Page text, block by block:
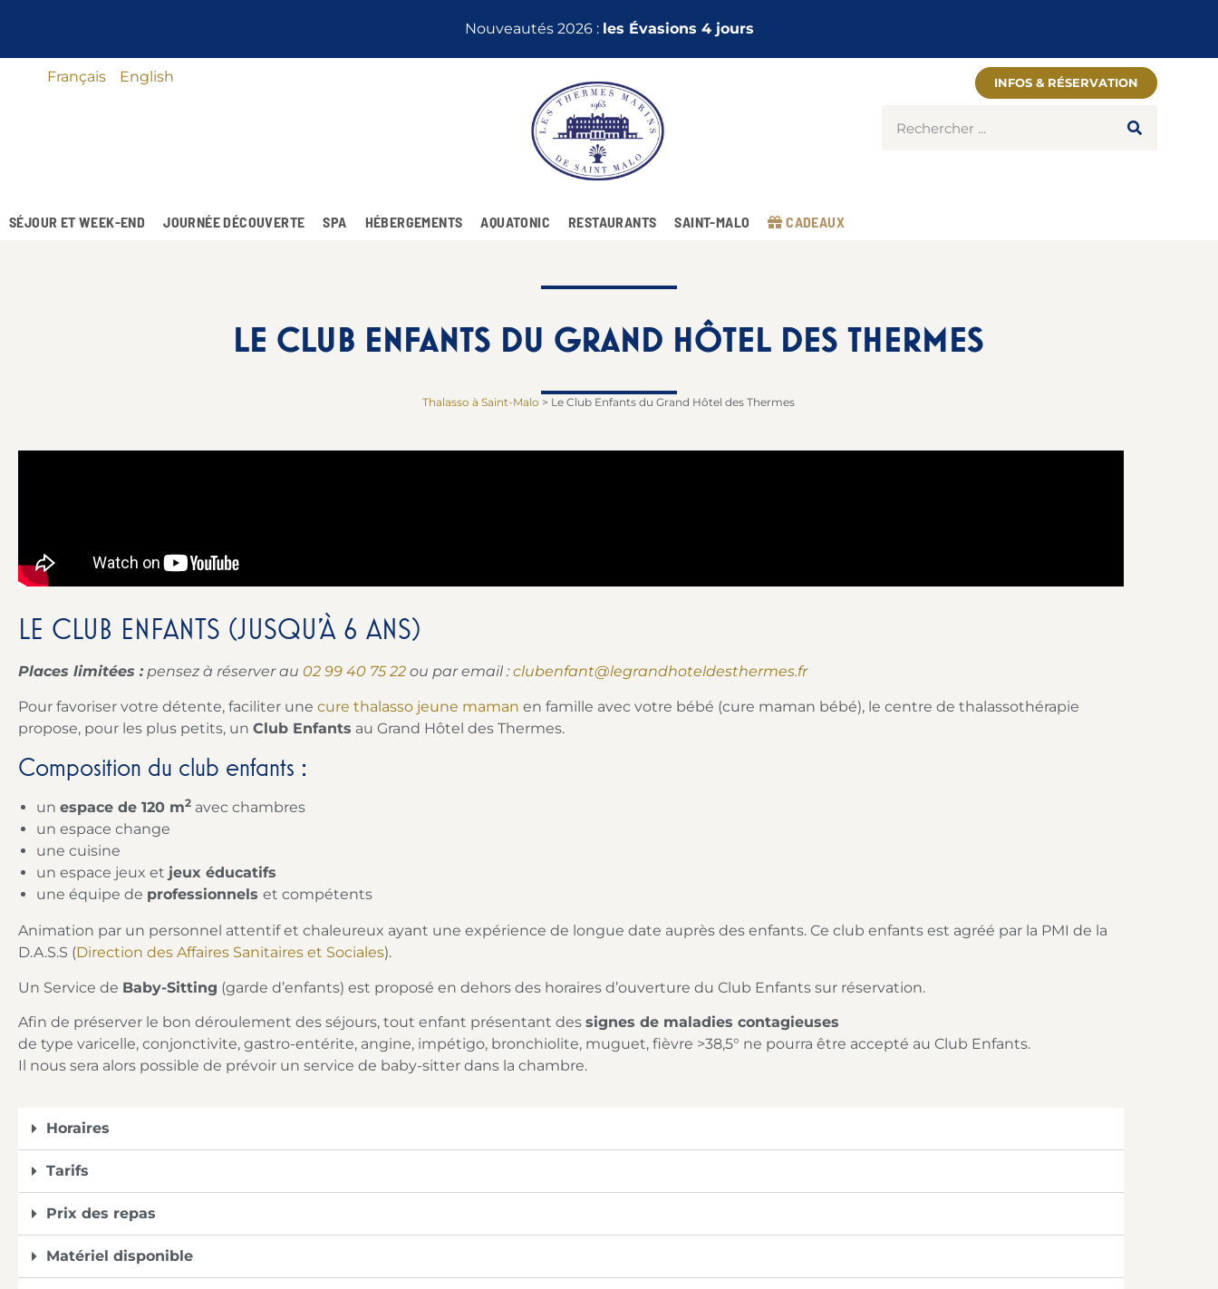
Nouveautés 2026 : les Évasions 4 jours
Français English INFOS & RÉSERVATION
SÉJOUR ET WEEK-END JOURNÉE DÉCOUVERTE SPA HÉBERGEMENTS AQUATONIC RESTAURANTS SAINT-MALO CADEAUX
LE CLUB ENFANTS DU GRAND HÔTEL DES THERMES
Thalasso à Saint-Malo > Le Club Enfants du Grand Hôtel des Thermes
LE CLUB ENFANTS (JUSQU’À 6 ANS)
Places limitées :pensez à réserver au 02 99 40 75 22 ou par email : clubenfant@legrandhoteldesthermes.fr
Pour favoriser votre détente, faciliter une cure thalasso jeune maman en famille avec votre bébé (cure maman bébé), le centre de thalassothérapie
propose, pour les plus petits, un Club Enfants au Grand Hôtel des Thermes.
Composition du club enfants :
un espace de 120 m2 avec chambres
un espace change
une cuisine
un espace jeux et jeux éducatifs
une équipe de professionnels et compétents
Animation par un personnel attentif et chaleureux ayant une expérience de longue date auprès des enfants. Ce club enfants est agréé par la PMI de la
D.A.S.S (Direction des Affaires Sanitaires et Sociales).
Un Service de Baby-Sitting (garde d’enfants) est proposé en dehors des horaires d’ouverture du Club Enfants sur réservation.
Afin de préserver le bon déroulement des séjours, tout enfant présentant des signes de maladies contagieuses
de type varicelle, conjonctivite, gastro-entérite, angine, impétigo, bronchiolite, muguet, fièvre >38,5° ne pourra être accepté au Club Enfants.
Il nous sera alors possible de prévoir un service de baby-sitter dans la chambre.
Horaires
Tarifs
Prix des repas
Matériel disponible